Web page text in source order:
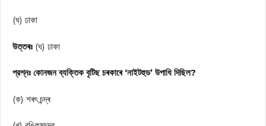
(ঘ) ঢাকা
উত্তৰঃ (ঘ) ঢাকা
প্রশ্নঃ কোনজন ব্যক্তিক বৃটিছ চৰকাৰে ‘নাইটহুড’ উপাধি দিছিল?
(ক) শৰৎ চন্দ্ৰ